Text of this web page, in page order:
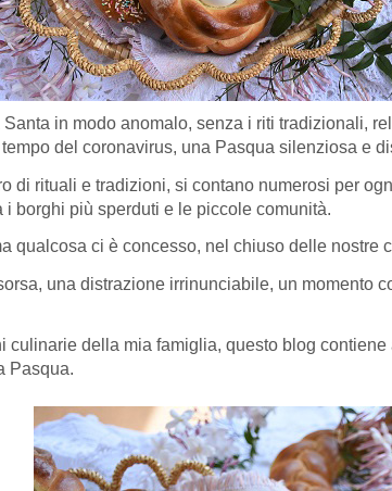
Santa in modo anomalo, senza i riti tradizionali,
del coronavirus, una Pasqua silenziosa e
di rituali e tradizioni, si contano numerosi per
borghi più sperduti e le piccole comunità.
qualcosa ci è concesso, nel chiuso delle nostre
una distrazione irrinunciabile, un
culinarie della mia famiglia, questo blog
Pasqua.